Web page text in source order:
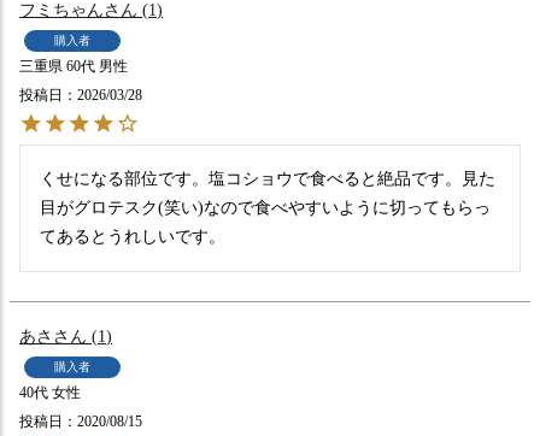
フミちゃん 1
購入者
三重県 60代 男性
投稿日
2026/03/28
くせになる部位です。塩コショウで食べると絶品です。見た
目がグロテスク(笑い)なので食べやすいように切ってもらっ
てあるとうれしいです。
あさ 1
購入者
40代 女性
投稿日
2020/08/15